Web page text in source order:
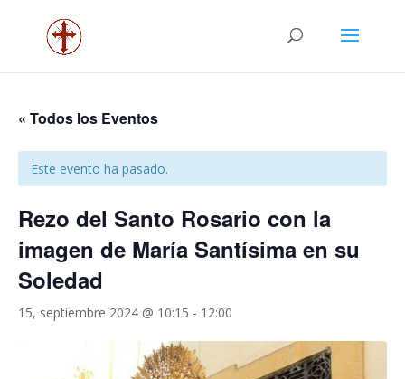
« Todos los Eventos
Este evento ha pasado.
Rezo del Santo Rosario con la
imagen de María Santísima en su
Soledad
15, septiembre 2024 @ 10:15 - 12:00